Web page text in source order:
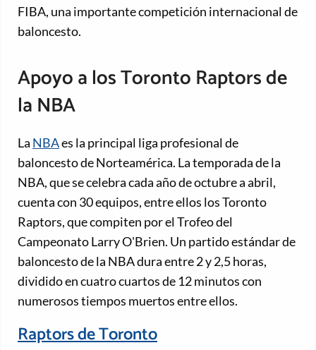
FIBA, una importante competición internacional de
baloncesto.
Apoyo a los Toronto Raptors de
la NBA
La NBAes la principal liga profesional de
baloncesto de Norteamérica. La temporada de la
NBA, que se celebra cada año de octubre a abril,
cuenta con 30 equipos, entre ellos los Toronto
Raptors, que compiten por el Trofeo del
Campeonato Larry O'Brien. Un partido estándar de
baloncesto de la NBA dura entre 2 y 2,5 horas,
dividido en cuatro cuartos de 12 minutos con
numerosos tiempos muertos entre ellos.
Raptors de Toronto